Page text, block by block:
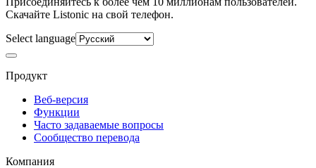
Скачайте Listonic на свой телефон.
Select language
Продукт
Веб-версия
Функции
Часто задаваемые вопросы
Сообщество перевода
Компания